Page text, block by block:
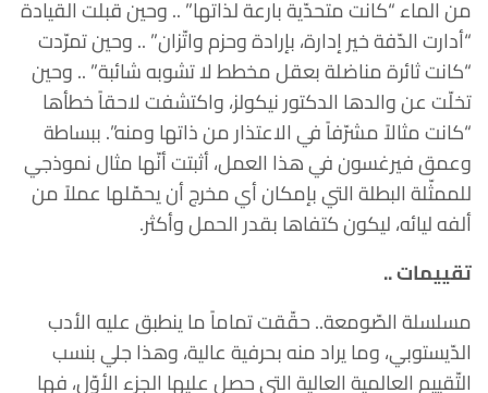
من الماء “كانت متحدّية بارعة لذاتها” .. وحين قبلت القيادة
“أدارت الدّفة خير إدارة، بإرادة وحزم واتّزان” .. وحين تمرّدت
“كانت ثائرة مناضلة بعقل مخطط لا تشوبه شائبة” .. وحين
تخلّت عن والدها الدكتور نيكولز، واكتشفت لاحقاً خطأها
“كانت مثالاً مشرّفاً في الاعتذار من ذاتها ومنه”. ببساطة
وعمق فيرغسون في هذا العمل، أثبتت أنّها مثال نموذجي
للممثّلة البطلة التي بإمكان أي مخرج أن يحمّلها عملاً من
ألفه ليائه، ليكون كتفاها بقدر الحمل وأكثر.
تقييمات ..
مسلسلة الصّومعة.. حقّقت تماماً ما ينطبق عليه الأدب
الدّيستوبي، وما يراد منه بحرفية عالية، وهذا جلي بنسب
التّقييم العالمية العالية التي حصل عليها الجزء الأوّل، فها